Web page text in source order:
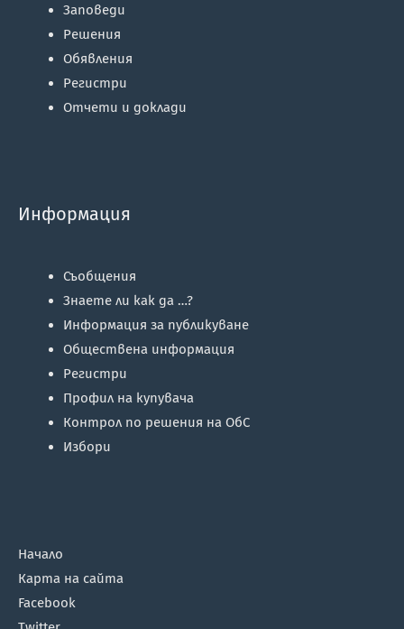
Заповеди
Решения
Обявления
Регистри
Отчети и доклади
Информация
Съобщения
Знаете ли как да …?
Информация за публикуване
Обществена информация
Регистри
Профил на купувача
Контрол по решения на ОбС
Избори
Начало
Карта на сайта
Facebook